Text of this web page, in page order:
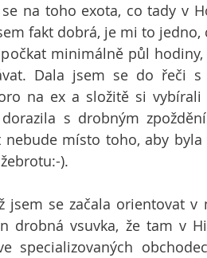
na toho exota, co tady v
fakt dobrá, je mi to
minimálně půl hodiny,
Dala jsem se do řeči
na ex a složitě si vybírali
s drobným
místo toho, aby
).
se začala orientovat v
drobná vsuvka, že tam v
specializovaných